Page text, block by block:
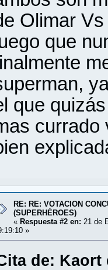
Olimar
que
que
currado
RE: RE: VOTACION
(SUPERHÉROES)
« Respuesta #2 en: 21 de
»
de: Kaort